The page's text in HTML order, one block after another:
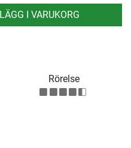
LÄGG I VARUKORG
Rörelse